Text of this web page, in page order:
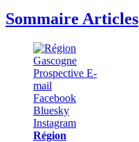
Sommaire Articles
Région